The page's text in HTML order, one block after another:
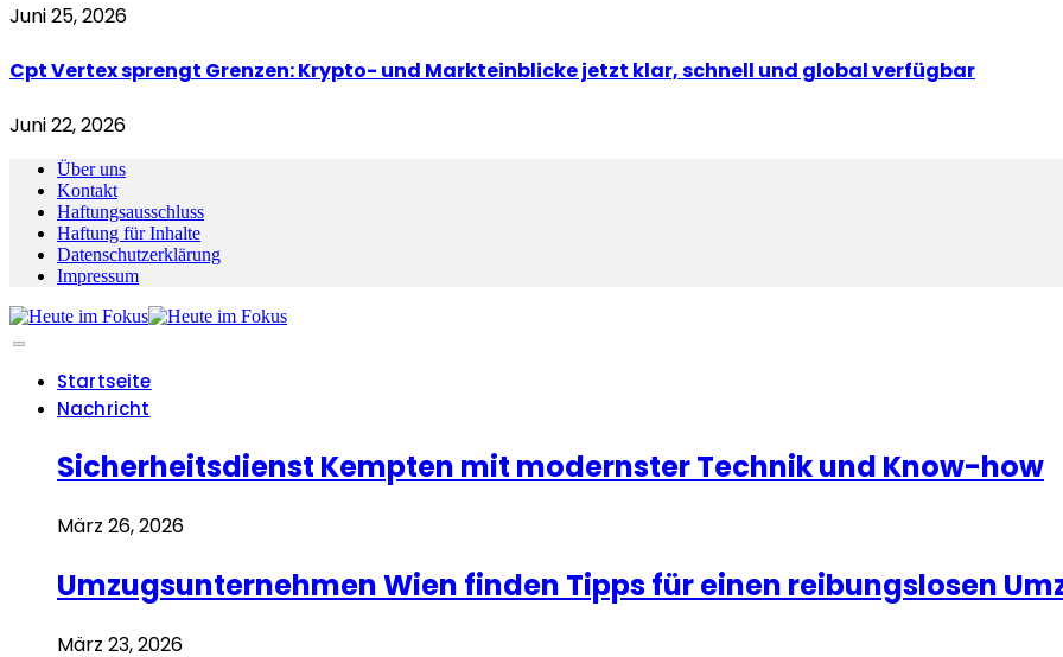
Juni 25, 2026
Cpt Vertex sprengt Grenzen: Krypto- und Markteinblicke jetzt klar, schnell und global verfügbar
Juni 22, 2026
Über uns
Kontakt
Haftungsausschluss
Haftung für Inhalte
Datenschutzerklärung
Impressum
Startseite
Nachricht
Sicherheitsdienst Kempten mit modernster Technik und Know-how
März 26, 2026
Umzugsunternehmen Wien finden Tipps für einen reibungslosen
März 23, 2026